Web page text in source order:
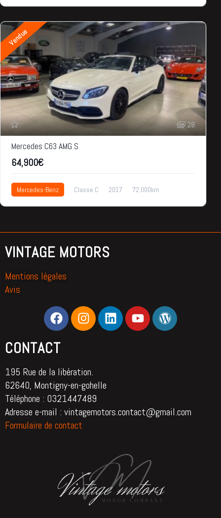
Vendue
28
Mercedes C63 AMG S
64,900€
Mercedes-Benz Classe C 2017
72.000km
VINTAGE MOTORS
Mentions légales
Avis
CONTACT
195 Rue de la libération.
62640, Montigny-en-gohelle
Téléphone : 0321447489
Adresse e-mail : vintagemotors.contact@gmail.com
Formulaire de contact